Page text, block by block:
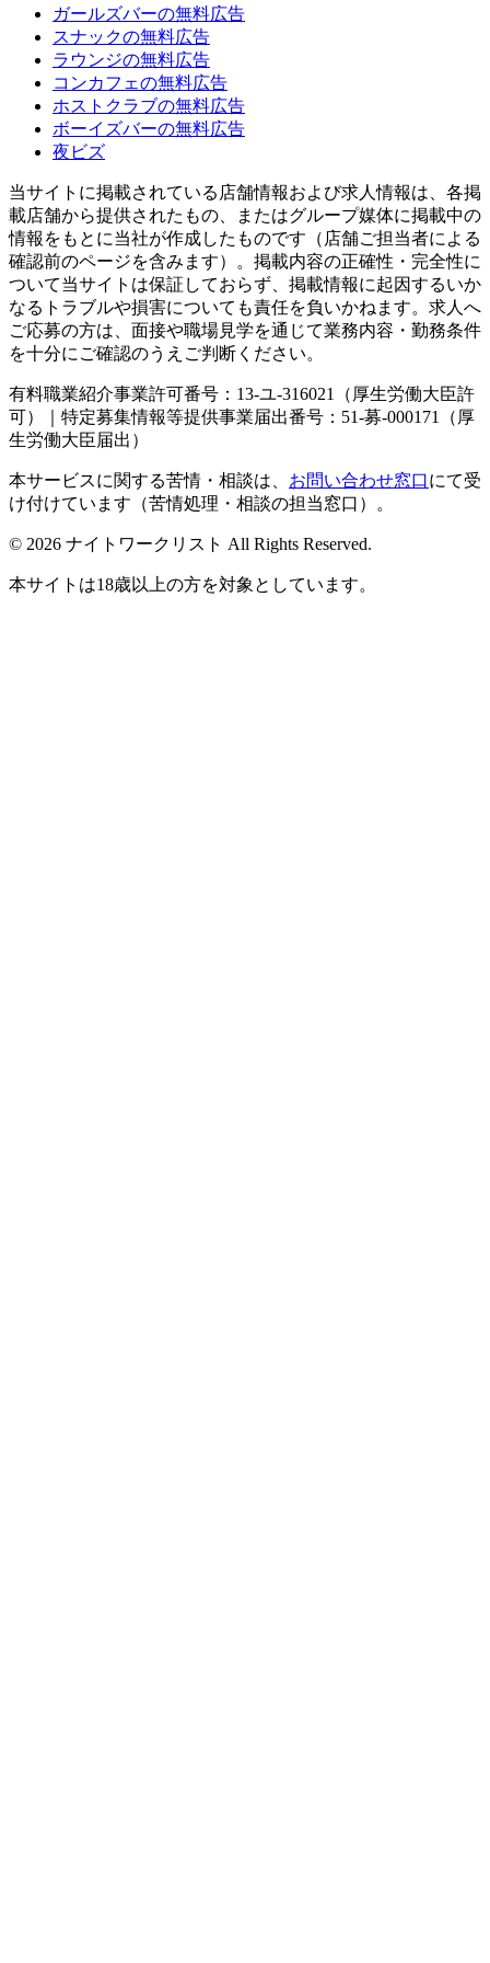
ガールズバーの無料広告
スナックの無料広告
ラウンジの無料広告
コンカフェの無料広告
ホストクラブの無料広告
ボーイズバーの無料広告
夜ビズ
当サイトに掲載されている店舗情報および求人情報は、各掲
載店舗から提供されたもの、またはグループ媒体に掲載中の
情報をもとに当社が作成したものです（店舗ご担当者による
確認前のページを含みます）。掲載内容の正確性・完全性に
ついて当サイトは保証しておらず、掲載情報に起因するいか
なるトラブルや損害についても責任を負いかねます。求人へ
ご応募の方は、面接や職場見学を通じて業務内容・勤務条件
を十分にご確認のうえご判断ください。
有料職業紹介事業許可番号：13-ユ-316021（厚生労働大臣許
可）｜特定募集情報等提供事業届出番号：51-募-000171（厚
生労働大臣届出）
本サービスに関する苦情・相談は、 お問い合わせ窓口にて受
け付けています（苦情処理・相談の担当窓口）。
© 2026 ナイトワークリスト All Rights Reserved.
本サイトは18歳以上の方を対象としています。